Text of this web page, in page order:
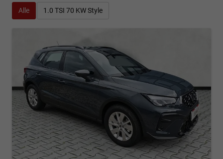
Alle 1.0 TSI 70 KW Style